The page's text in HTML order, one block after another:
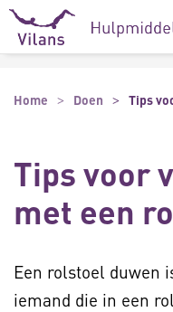
Naar hoofdinhoud
Naar footer
Home Doen Tips
Tips voor
met een
Een rolstoel duwen
iemand die in een